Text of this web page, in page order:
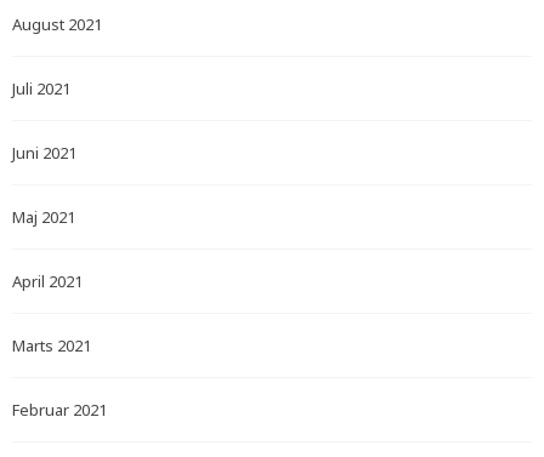
August 2021
Juli 2021
Juni 2021
Maj 2021
April 2021
Marts 2021
Februar 2021